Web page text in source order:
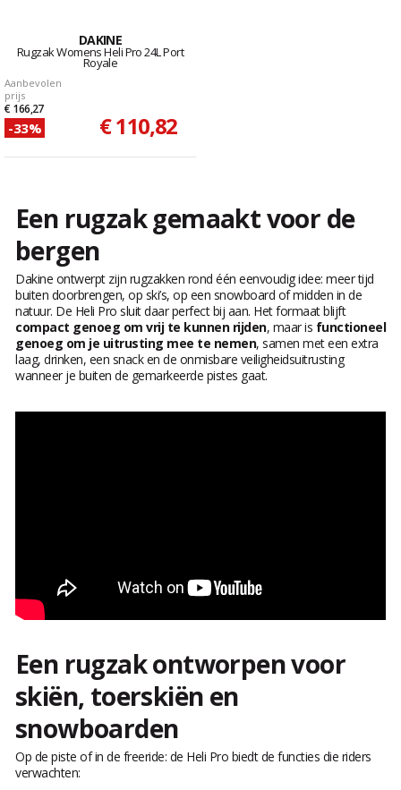
DAKINE
Rugzak Womens Heli Pro 24L Port
Royale
Aanbevolen
prijs
€ 166,27
-33% € 110,82
Een rugzak gemaakt voor de
bergen
Dakine ontwerpt zijn rugzakken rond één eenvoudig idee: meer tijd
buiten doorbrengen, op ski’s, op een snowboard of midden in de
natuur. De Heli Pro sluit daar perfect bij aan. Het formaat blijft
compact genoeg om vrij te kunnen rijden, maar is functioneel
genoeg om je uitrusting mee te nemen, samen met een extra
laag, drinken, een snack en de onmisbare veiligheidsuitrusting
wanneer je buiten de gemarkeerde pistes gaat.
Een rugzak ontworpen voor
skiën, toerskiën en
snowboarden
Op de piste of in de freeride: de Heli Pro biedt de functies die riders
verwachten: